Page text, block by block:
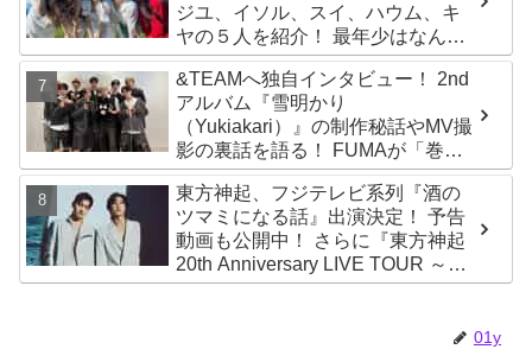
ジユ、イソル、スイ、ハウム、キ
ヤの５人を紹介！ 最年少はなんと
2010年生まれ！？
&TEAMへ独自インタビュー！ 2nd
アルバム『雪明かり
（Yukiakari）』の制作秘話やMV撮
影の裏話を語る！ FUMAが「巻
き」をMAKIと勘違い？ 爆笑トーク
も大公開【ABEMA】
東方神起、フジテレビ系列『酒の
ツマミになる話』出演決定！ 予告
動画も公開中！ さらに『東方神起
20th Anniversary LIVE TOUR ～
ZONE～』東京ドーム追加公演が決
01y